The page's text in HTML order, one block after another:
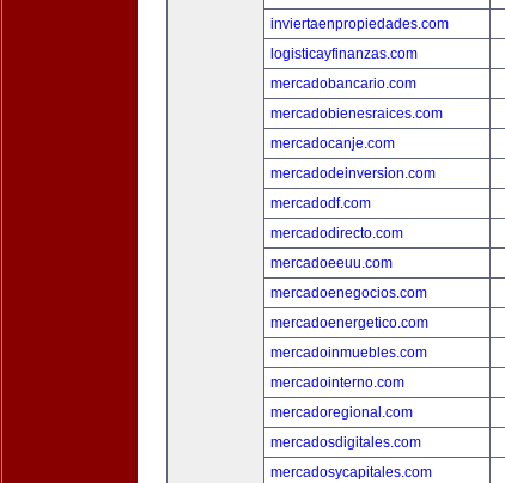
inviertaenpropiedades.com
logisticayfinanzas.com
mercadobancario.com
mercadobienesraices.com
mercadocanje.com
mercadodeinversion.com
mercadodf.com
mercadodirecto.com
mercadoeeuu.com
mercadoenegocios.com
mercadoenergetico.com
mercadoinmuebles.com
mercadointerno.com
mercadoregional.com
mercadosdigitales.com
mercadosycapitales.com